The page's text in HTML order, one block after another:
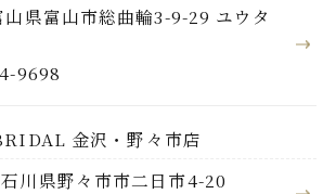
県富山市総曲輪3-9-29 ユウタ
9698
金沢・野々市店
川県野々市市二日市4-20